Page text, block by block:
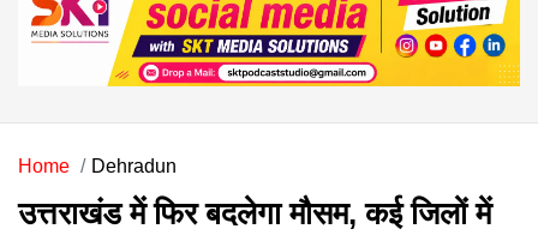
Home Dehradun
उत्तराखंड में फिर बदलेगा मौसम, कई जिलों में